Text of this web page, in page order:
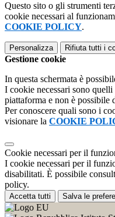
Questo sito o gli strumenti
cookie necessari al
COOKIE POLICY.
Personalizza Rifiuta tutti i
Gestione cookie
In questa schermata è
I cookie necessari sono
piattaforma e non è possibile
Per conoscere quali sono i
visionare la COOKIE
Cookie necessari per il
I cookie necessari per il
disabilitati. È possibile
policy.
Accetta tutti Salva le